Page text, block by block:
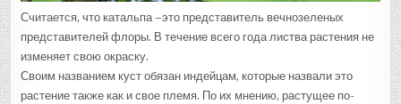
Считается, что катальпа –это представитель вечнозеленых
представителей флоры. В течение всего года листва растения не
изменяет свою окраску.
Своим названием куст обязан индейцам, которые назвали это
растение также как и свое племя. По их мнению, растущее по-